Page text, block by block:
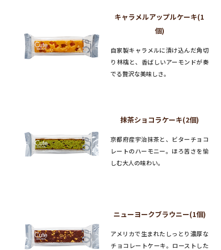
キャラメルアップルケーキ(1
個)
自家製キャラメルに漬け込んだ角切
り林檎と、香ばしいアーモンドが奏
でる贅沢な美味しさ。
抹茶ショコラケーキ(2個)
京都府産宇治抹茶と、ビターチョコ
レートのハーモニー。ほろ苦さを愉
しむ大人の味わい。
ニューヨークブラウニー(1個)
アメリカで生まれたしっとり濃厚な
チョコレートケーキ。ローストした